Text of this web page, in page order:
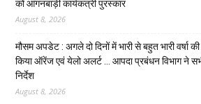
को आंगनबाड़ी कार्यकर्त्री पुरस्कार
August 8, 2026
मौसम अपडेट : अगले दो दिनों में भारी से बहुत भारी वर्षा
किया ऑरेंज एवं येलो अलर्ट … आपदा प्रबंधन विभाग ने
निर्देश
August 8, 2026